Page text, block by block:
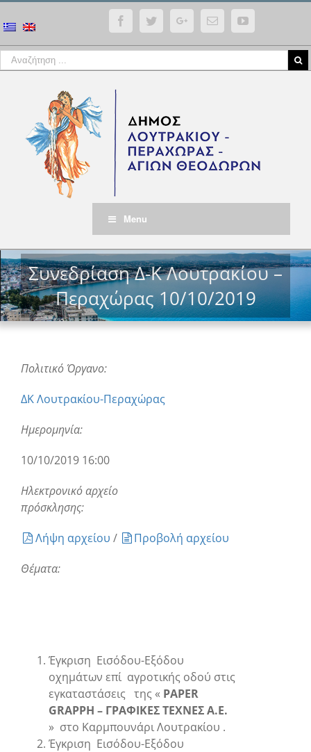
FacebookTwitterGoogle+Email YouTube
Menu
Συνεδρίαση Δ-Κ Λουτρακίου –
Περαχώρας 10/10/2019
Πολιτικό Όργανο:
ΔΚ Λουτρακίου-Περαχώρας
Ημερομηνία:
10/10/2019 16:00
Ηλεκτρονικό αρχείο
πρόσκλησης:
Λήψη αρχείου /
Προβολή αρχείου
Θέματα:
Έγκριση Εισόδου-Εξόδου
οχημάτων επί αγροτικής οδού στις
εγκαταστάσεις της « PAPER
GRAPPH – ΓΡΑΦΙΚΕΣ ΤΕΧΝΕΣ Α.Ε.
» στο Καρμπουνάρι Λουτρακίου .
Έγκριση Εισόδου-Εξόδου